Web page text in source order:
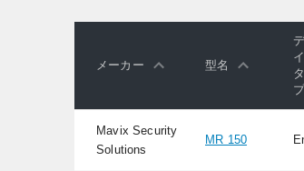
メーカー 型名
Mavix Security
Solutions
MR 150